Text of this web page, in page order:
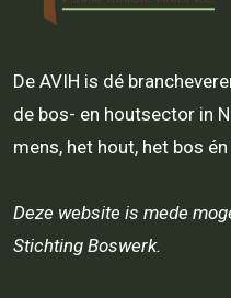
De AVIH is dé
de bos- en houtsector in
mens, het hout, het bos
Deze website is mede
Stichting Boswerk.